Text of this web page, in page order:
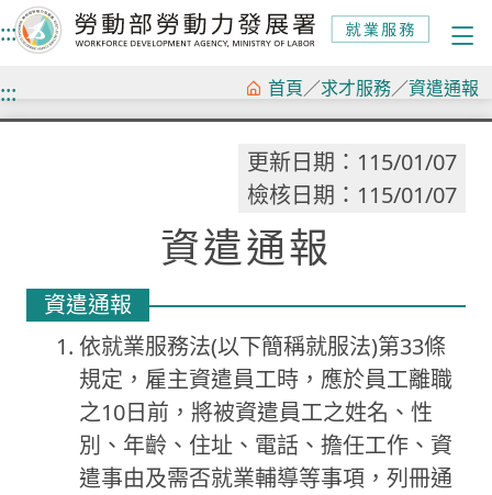
到
:::
::: 首頁／求才服務／資遣通報
更新日期：115/01/07
檢核日期：115/01/07
資遣通報
資遣通報
依就業服務法(以下簡稱就服法)第33條
規定，雇主資遣員工時，應於員工離職
之10日前，將被資遣員工之姓名、性
別、年齡、住址、電話、擔任工作、資
遣事由及需否就業輔導等事項，列冊通